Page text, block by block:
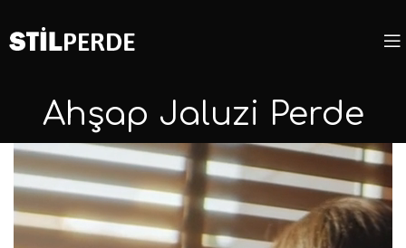
Ahşap Jaluzi Perde